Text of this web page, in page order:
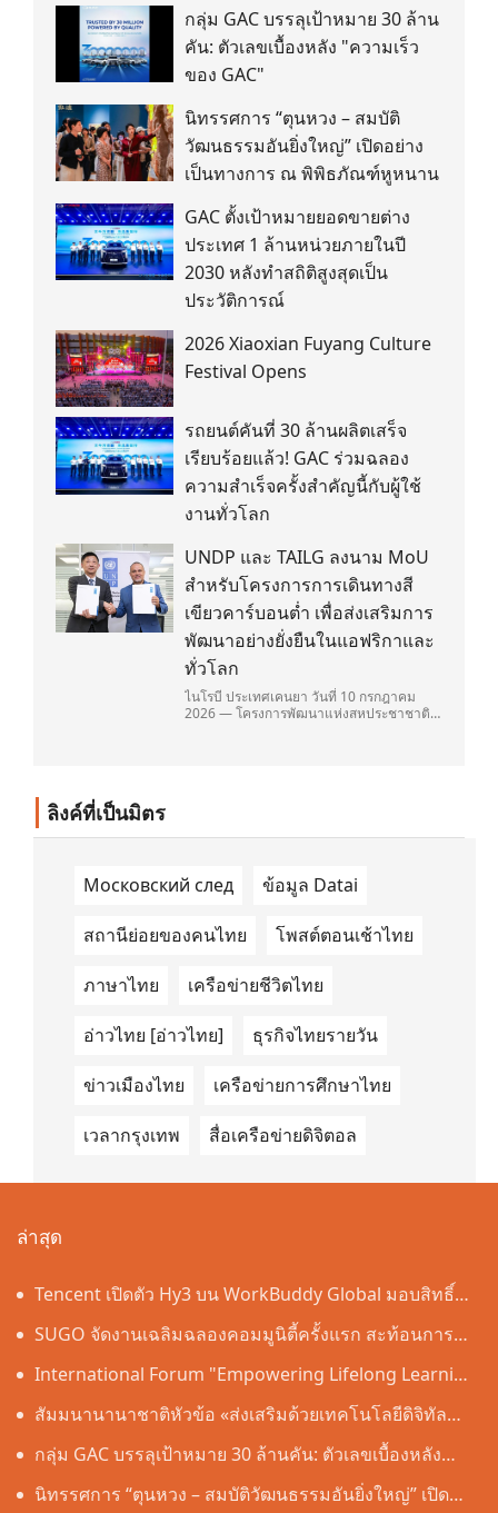
กลุ่ม GAC บรรลุเป้าหมาย 30 ล้าน
คัน: ตัวเลขเบื้องหลัง "ความเร็ว
ของ GAC"
นิทรรศการ “ตุนหวง – สมบัติ
วัฒนธรรมอันยิ่งใหญ่” เปิดอย่าง
เป็นทางการ ณ พิพิธภัณฑ์หูหนาน
GAC ตั้งเป้าหมายยอดขายต่าง
ประเทศ 1 ล้านหน่วยภายในปี
2030 หลังทำสถิติสูงสุดเป็น
ประวัติการณ์
2026 Xiaoxian Fuyang Culture
Festival Opens
รถยนต์คันที่ 30 ล้านผลิตเสร็จ
เรียบร้อยแล้ว! GAC ร่วมฉลอง
ความสำเร็จครั้งสำคัญนี้กับผู้ใช้
งานทั่วโลก
UNDP และ TAILG ลงนาม MoU
สำหรับโครงการการเดินทางสี
เขียวคาร์บอนต่ำ เพื่อส่งเสริมการ
พัฒนาอย่างยั่งยืนในแอฟริกาและ
ทั่วโลก
ไนโรบี ประเทศเคนยา วันที่ 10 กรกฎาคม
2026 — โครงการพัฒนาแห่งสหประชาชาติ
ลิงค์ที่เป็นมิตร
Московский след ข้อมูล Datai
สถานีย่อยของคนไทย โพสต์ตอนเช้าไทย
ภาษาไทย เครือข่ายชีวิตไทย
อ่าวไทย [อ่าวไทย] ธุรกิจไทยรายวัน
ข่าวเมืองไทย เครือข่ายการศึกษาไทย
เวลากรุงเทพ สื่อเครือข่ายดิจิตอล
ล่าสุด
Tencent เปิดตัว Hy3 บน WorkBuddy Global มอบสิทธิ์
เข้าใช้งาน AI Agentic Workspace ฟรีตลอดเดือนสิงหาคม
SUGO จัดงานเฉลิมฉลองคอมมูนิตี้ครั้งแรก สะท้อนการ
เติบโตอย่างต่อเนื่องในประเทศไทย
International Forum "Empowering Lifelong Learning
Through Digital Intelligence – Building a New
Ecosystem for Human Lifelong Learning" Convenes
สัมมนานานาชาติหัวข้อ «ส่งเสริมด้วยเทคโนโลยีดิจิทัล
อัจฉริยะ เรียนรู้ตลอดชีวิต – สร้างระบบนิเวศใหม่แห่งการ
เรียนรู้ตลอดชีวิตของมนุษย์» จัดขึ้น
กลุ่ม GAC บรรลุเป้าหมาย 30 ล้านคัน: ตัวเลขเบื้องหลัง
"ความเร็วของ GAC"
นิทรรศการ “ตุนหวง – สมบัติวัฒนธรรมอันยิ่งใหญ่” เปิด